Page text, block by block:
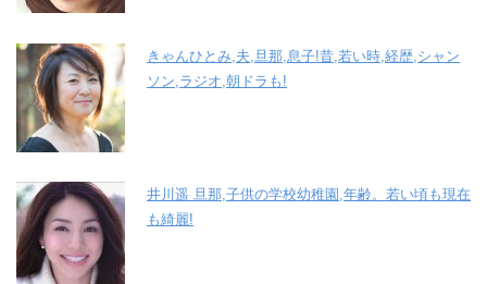
きゃんひとみ,夫,旦那,息子!昔,若い時,経歴,シャン
ソン,ラジオ,朝ドラも!
井川遥 旦那,子供の学校幼稚園,年齢。若い頃も現在
も綺麗!